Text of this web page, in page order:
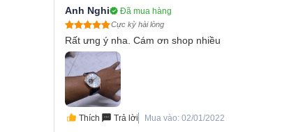
Anh Nghi Đã mua hàng
Cực kỳ hài lòng
Rất ưng ý nha. Cám ơn shop nhiều
Thích Trả lời Mua vào: 02/01/2022